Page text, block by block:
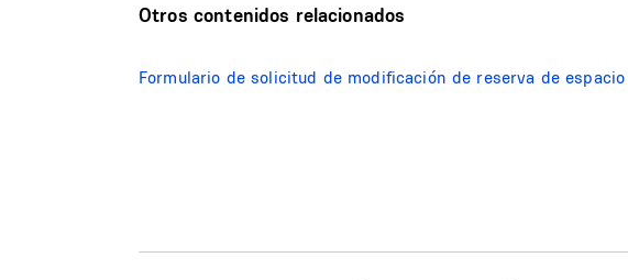
Otros contenidos relacionados
Formulario de solicitud de modificación de reserva de